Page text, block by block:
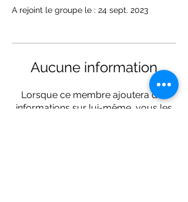
A rejoint le groupe le : 24 sept. 2023
Aucune information
Lorsque ce membre ajoutera des
informations sur lui-même, vous les